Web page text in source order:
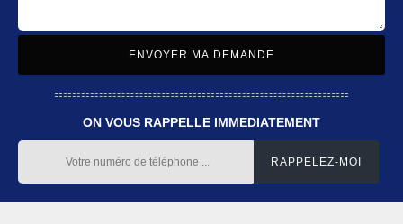
ON VOUS RAPPELLE IMMEDIATEMENT